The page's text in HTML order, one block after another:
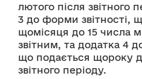
лютого після звітного
3 до форми звітності,
щомісяця до 15 числа
звітним, та додатка 4
що подається щороку
звітного періоду.